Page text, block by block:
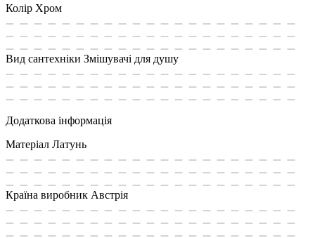
Колір Хром
Вид сантехніки Змішувачі для душу
Додаткова інформація
Матеріал Латунь
Країна виробник Австрія